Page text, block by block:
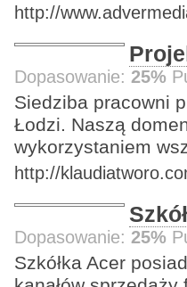
http://
Dopasowanie: 25%
Siedziba pracowni
Łodzi. Naszą
wykorzystaniem
http://
Dopasowanie: 25%
Szkółka Acer